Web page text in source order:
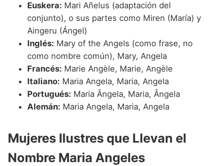
Euskera: Mari Añelus (adaptación del
conjunto), o sus partes como Miren (María) y
Aingeru (Ángel)
Inglés: Mary of the Angels (como frase, no
como nombre común), Mary, Angela
Francés: Marie Angèle, Marie, Angèle
Italiano: Maria Angela, Maria, Angela
Portugués: Maria Ângela, Maria, Ângela
Alemán: Maria Angela, Maria, Angela
Mujeres Ilustres que Llevan el
Nombre Maria Angeles